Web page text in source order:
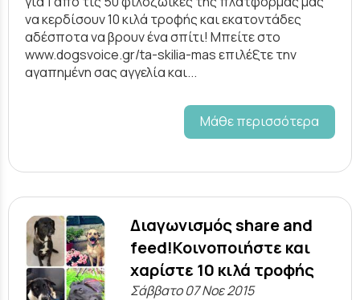
να κερδίσουν 10 κιλά τροφής και εκατοντάδες
αδέσποτα να βρουν ένα σπίτι! Μπείτε στο
www.dogsvoice.gr/ta-skilia-mas επιλέξτε την
αγαπημένη σας αγγελία και...
Μάθε περισσότερα
Διαγωνισμός share and
feed!Κοινοποιήστε και
χαρίστε 10 κιλά τροφής
Σάββατο 07 Νοε 2015